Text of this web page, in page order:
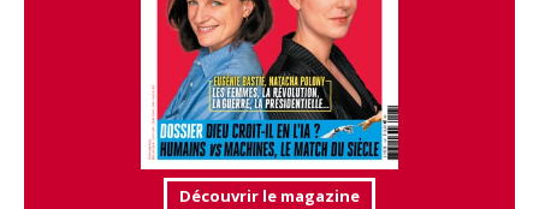
Découvrir le magazine